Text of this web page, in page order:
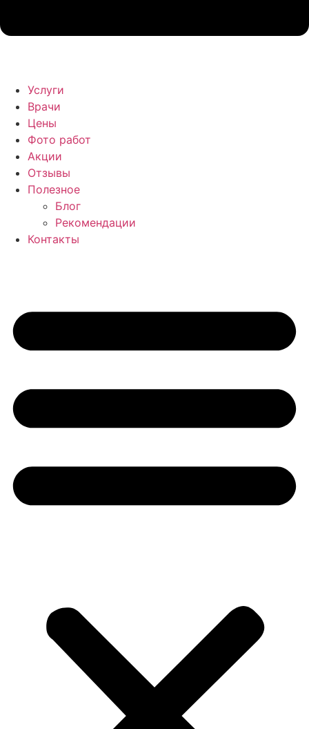
Услуги
Врачи
Цены
Фото работ
Акции
Отзывы
Полезное
Блог
Рекомендации
Контакты